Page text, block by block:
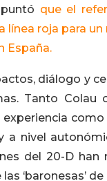
que el
línea roja para
España.
diálogo y
Tanto Colau
como
a nivel
del 20-D han
‘baronesas’